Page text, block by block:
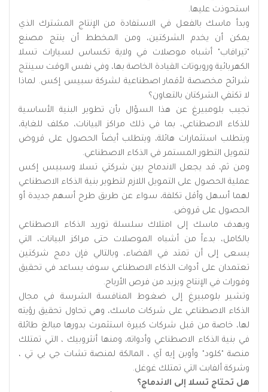
استحوذت عليها.
وبدأ ماسك بالفعل في الاستفادة من الإنتاج المشترك الذي
يمكن أن يخدم الشركتين، ومن المخطط أن ينتج مصنع
"تيرافاب" أشباه موصلات في ولاية تكساس لسيارات تسلا
الكهربائية وروبوتات القيادة الخاصة بها، وفي نفس الوقت سينتج
شرائح مخصصة لأقمار اصطناعية لشركة سبيس إكس. لماذا
لا تكتفي الشركتان بالتعاون؟
تجيب بلومبيرغ عن هذا السؤال بأن تطوير البنية الأساسية
للذكاء الاصطناعي، بما في ذلك مراكز البيانات، مكلف للغاية،
ويتطلب استثمارات هائلة، ويتطلب أيضاً الحصول على قروض
لتمويل التطور المستمر في الذكاء الاصطناعي.
ومن ثم، قد يجعل الاندماج بين شركتي تسلا وسبيس إكس
عملية الحصول على التمويل اللازم لتطوير بنية الذكاء الاصطناعي
لهما أسهل وأقل تكلفة، سواء عن طريق طرح أسهم جديدة أو
الحصول على قروض.
ويهدف ماسك إلى امتلاك سلسلة توريد الذكاء الاصطناعي
بالكامل، بدءاً من أشباه الموصلات حتى مراكز البيانات، التي
يسعى إلى أن تمتد في الفضاء، وبالتالي فإن دمج شركتين
تعتمدان على أدوات الذكاء الاصطناعي سوف يساعد في تحقيق
وفورات في الإنتاج ويزيد من فرص الأرباح.
وتشير بلومبيرغ إلى ضغوط المنافسة الشرسة في مجال
الذكاء الاصطناعي على شركات ماسك، وهي تحاول تحقيق رؤيته
لها، خاصة من قبل شركات كبيرة استثمرت بدورها مبالغ طائلة
في بنية الذكاء الاصطناعي وأدواته، ومنها أنثروبيك ، التي تمتلك
منصة "كلود" وأوبن إيه آي ، المالكة لمنصة تشات جي بي تي ،
وشركة ألفابت التي تمتلك غوغل.
هل تحتاج تسلا إلى الاندماج؟